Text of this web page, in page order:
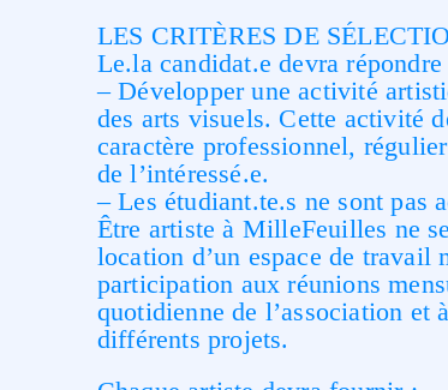
LES CRITÈRES DE
Le.la candidat.e devra
– Développer une activité
des arts visuels. Cette activité
caractère professionnel,
de l’intéressé.e.
– Les étudiant.te.s ne sont pas
Être artiste à MilleFeuilles ne
location d’un espace de travail
participation aux réunions
quotidienne de l’association et
différents projets.